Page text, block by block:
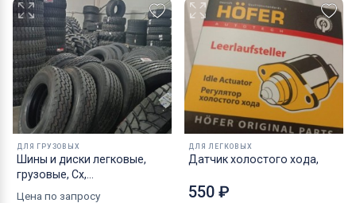
ДЛЯ ГРУЗОВЫХ
Шины и диски легковые,
грузовые, Сх,
Цена по запросу
ДЛЯ ЛЕГКОВЫХ
Датчик холостого хода,
550 ₽